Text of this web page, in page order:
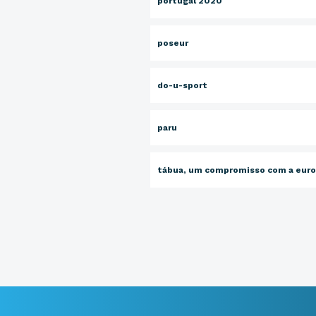
poseur
do-u-sport
paru
tábua, um compromisso com a